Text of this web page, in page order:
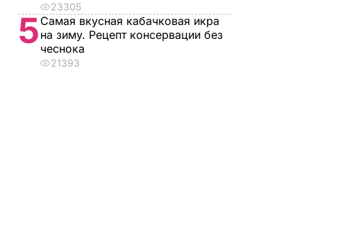
23305
5 Самая вкусная кабачковая икра
на зиму. Рецепт консервации без
чеснока
21393